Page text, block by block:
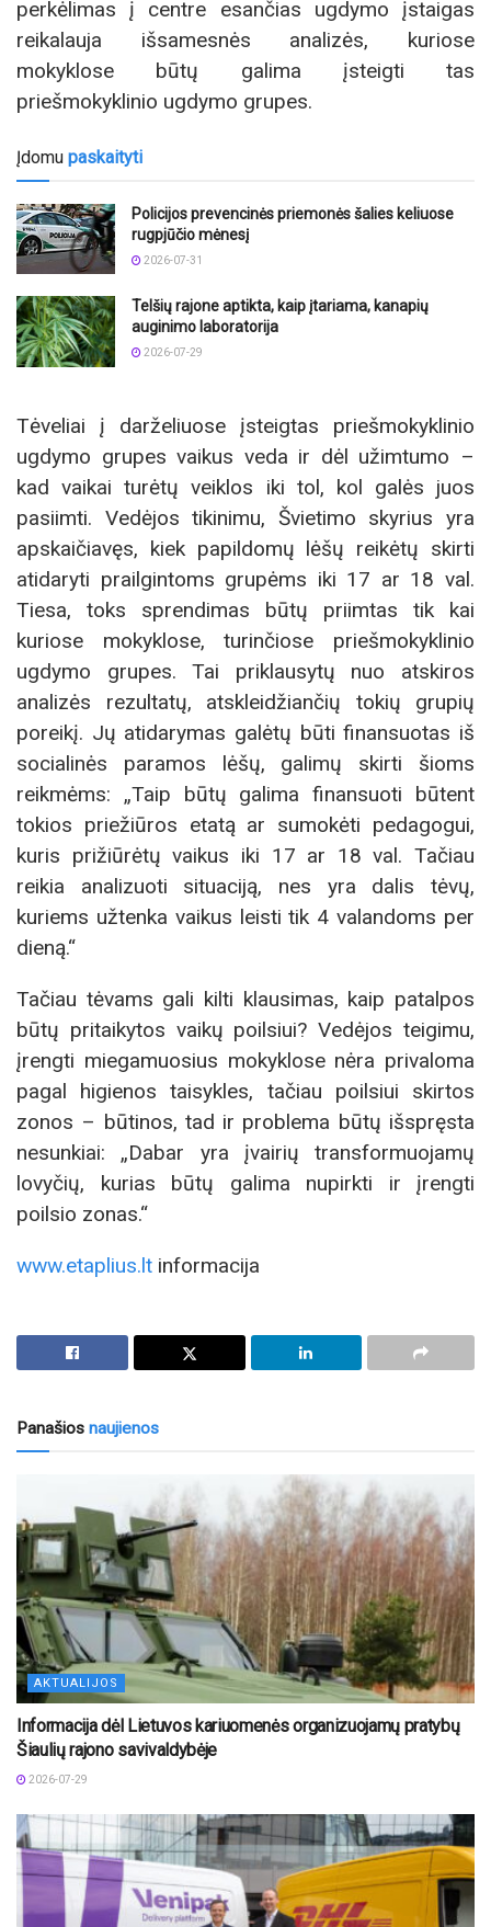
perkėlimas į centre esančias ugdymo įstaigas
reikalauja išsamesnės analizės, kuriose
mokyklose būtų galima įsteigti tas
priešmokyklinio ugdymo grupes.
Įdomu paskaityti
Policijos prevencinės priemonės šalies keliuose
rugpjūčio mėnesį
2026-07-31
Telšių rajone aptikta, kaip įtariama, kanapių
auginimo laboratorija
2026-07-29
Tėveliai į darželiuose įsteigtas priešmokyklinio
ugdymo grupes vaikus veda ir dėl užimtumo –
kad vaikai turėtų veiklos iki tol, kol galės juos
pasiimti. Vedėjos tikinimu, Švietimo skyrius yra
apskaičiavęs, kiek papildomų lėšų reikėtų skirti
atidaryti prailgintoms grupėms iki 17 ar 18 val.
Tiesa, toks sprendimas būtų priimtas tik kai
kuriose mokyklose, turinčiose priešmokyklinio
ugdymo grupes. Tai priklausytų nuo atskiros
analizės rezultatų, atskleidžiančių tokių grupių
poreikį. Jų atidarymas galėtų būti finansuotas iš
socialinės paramos lėšų, galimų skirti šioms
reikmėms: „Taip būtų galima finansuoti būtent
tokios priežiūros etatą ar sumokėti pedagogui,
kuris prižiūrėtų vaikus iki 17 ar 18 val. Tačiau
reikia analizuoti situaciją, nes yra dalis tėvų,
kuriems užtenka vaikus leisti tik 4 valandoms per
dieną.“
Tačiau tėvams gali kilti klausimas, kaip patalpos
būtų pritaikytos vaikų poilsiui? Vedėjos teigimu,
įrengti miegamuosius mokyklose nėra privaloma
pagal higienos taisykles, tačiau poilsiui skirtos
zonos – būtinos, tad ir problema būtų išspręsta
nesunkiai: „Dabar yra įvairių transformuojamų
lovyčių, kurias būtų galima nupirkti ir įrengti
poilsio zonas.“
www.etaplius.lt informacija
Panašios naujienos
AKTUALIJOS
Informacija dėl Lietuvos kariuomenės organizuojamų pratybų
Šiaulių rajono savivaldybėje
2026-07-29